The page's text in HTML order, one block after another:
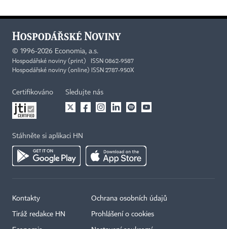
© 1996-2026 Economia, a.s.
Hospodářské noviny (print) ISSN 0862-9587
Hospodářské noviny (online) ISSN 2787-950X
Certifikováno Sledujte nás
Stáhněte si aplikaci HN
Kontakty
Tiráž redakce HN
Ochrana osobních údajů
Prohlášení o cookies